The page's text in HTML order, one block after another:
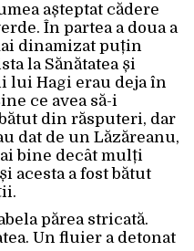
așteptat cădere
În partea a doua a
dinamizat puțin
la Sănătatea și
lui Hagi erau deja în
ce avea să-i
din răsputeri, dar
dat de un Lăzăreanu,
bine decât mulți
acesta a fost bătut
părea stricată.
Un fluier a detonat